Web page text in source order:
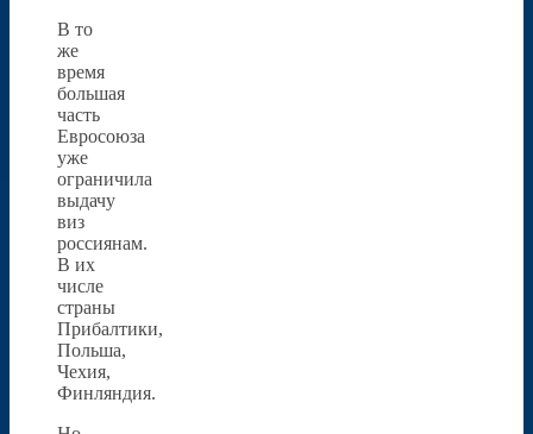
В то
же
время
большая
часть
Евросоюза
уже
ограничила
выдачу
виз
россиянам.
В их
числе
страны
Прибалтики,
Польша,
Чехия,
Финляндия.